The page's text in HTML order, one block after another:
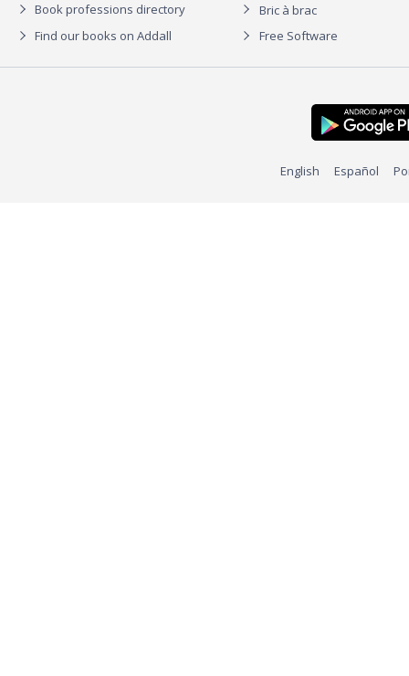
Book professions directory
Find our books on Addall
Bric à brac
Free Software
English Español